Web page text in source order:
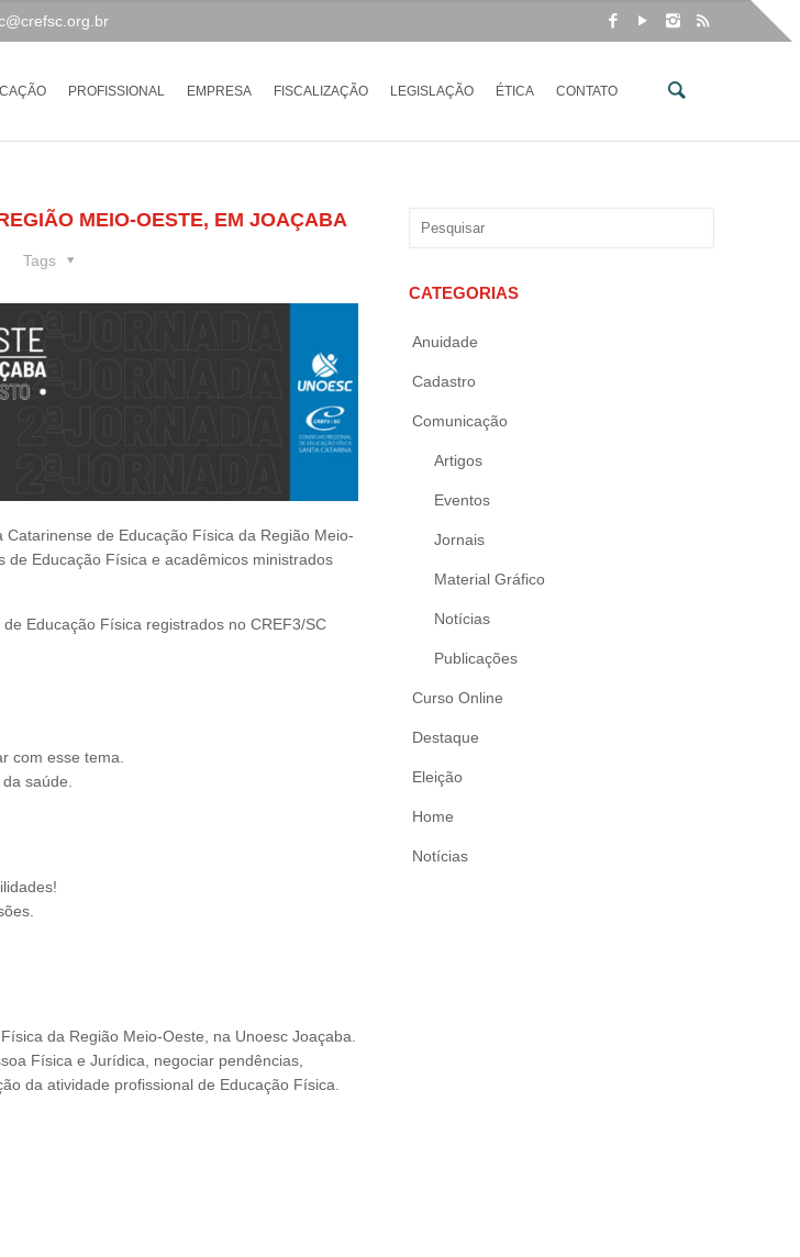
PROFISSIONAL EMPRESA FISCALIZAÇÃO LEGISLAÇÃO ÉTICA CONTATO
MEIO-OESTE, EM JOAÇABA
Tags
de Educação Física da Região Meio-
Educação Física e acadêmicos ministrados
Educação Física registrados no CREF3/SC
com esse tema.
saúde.
da Região Meio-Oeste, na Unoesc Joaçaba.
Física e Jurídica, negociar pendências,
da atividade profissional de Educação Física.
CATEGORIAS
Anuidade
Cadastro
Comunicação
Artigos
Eventos
Jornais
Material Gráfico
Notícias
Publicações
Curso Online
Destaque
Eleição
Home
Notícias